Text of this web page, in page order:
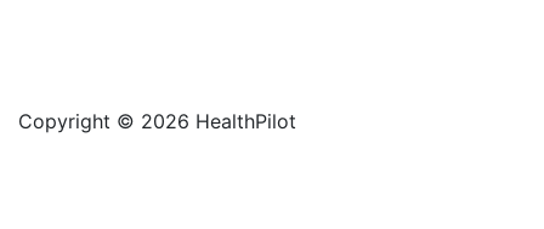
Copyright © 2026 HealthPilot